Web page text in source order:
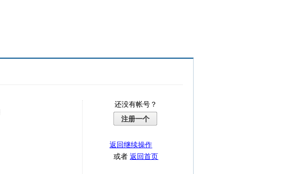
还没有帐号？
注册一个
返回继续操作
或者返回首页